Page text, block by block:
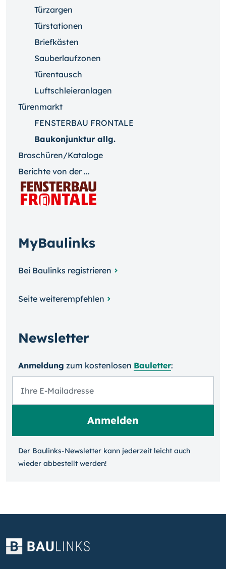
Türzargen
Türstationen
Briefkästen
Sauberlaufzonen
Türentausch
Luftschleieranlagen
Türenmarkt
FENSTERBAU FRONTALE
Baukonjunktur allg.
Broschüren/Kataloge
Berichte von der ...
MyBaulinks
Bei Baulinks registrieren
Seite weiterempfehlen
Newsletter
Anmeldung zum kosten­losen Bauletter:
Der Baulinks-Newsletter kann jeder­zeit leicht auch
wieder ab­bestellt werden!